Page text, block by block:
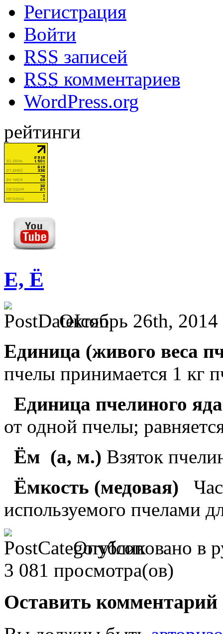
Регистрация
Войти
RSS записей
RSS комментариев
WordPress.org
рейтинги
Е, Ё
Октябрь 26th,
Единица (живого веса
пчелы принимается 1 кг
Единица пчелиного яда
от одной пчелы;
Ём (а, м.) Взяток
Ёмкость (медовая)
используемого пчелами
Опубликовано в
3 081 просмотра(ов)
Оставить комментарий